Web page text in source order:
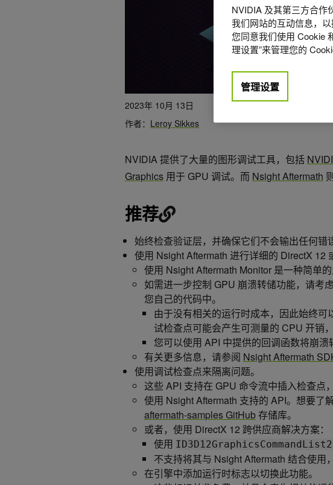
2023年 10月 13日
作者： Leroy Sikkes
NVIDIA 提供了大量的图形调试工具，包括
Graphics 用于 GPU 调试。而 Nsight Aftermath
推荐
始终检查验证层，并确保它们不会输出任何错
使用 Nsight Aftermath 进行详细的 DirectX 12
使用 Nsight Aftermath Monitor 是一种简单
如需进一步控制 GPU 崩溃转储功能，请考
您自己的代码中。
由于没有相关的运行时成本，因此始终
试检查点可能会产生可测量的 CPU 开销
您可以使用 API 中提供的回调函数将崩溃
有关更多信息，请参阅 Nsight Aftermath
使用调试检查点来隔离问题。
这些 API 支持在 GPU 命令流中插入检查点
使用 Nsight Aftermath 支持的 API。想要了
aftermath-samples GitHub存储库。
或者，使用 DirectX 12 跨供应商解决方案：
使用
不支持将其与 Nsight Aftermath 结合使用
在引擎中添加运行时标志以切换此功能。
NVIDIA 及其第三方合作
我们网站的互动信息，
您同意我们使用 Cookie
理设置”来管理您的
管理设置